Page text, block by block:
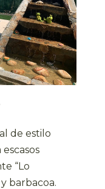
de estilo
“Lo
barbacoa.